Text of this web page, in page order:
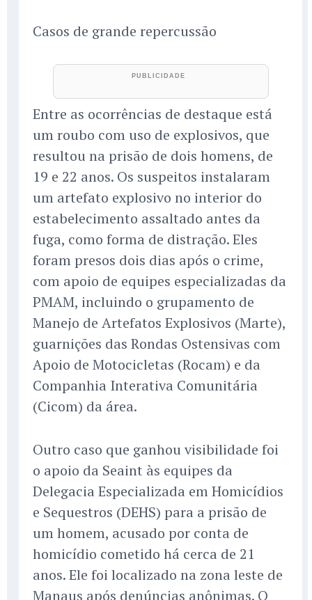
Casos de grande repercussão
Entre as ocorrências de destaque está
um roubo com uso de explosivos, que
resultou na prisão de dois homens, de
19 e 22 anos. Os suspeitos instalaram
um artefato explosivo no interior do
estabelecimento assaltado antes da
fuga, como forma de distração. Eles
foram presos dois dias após o crime,
com apoio de equipes especializadas da
PMAM, incluindo o grupamento de
Manejo de Artefatos Explosivos (Marte),
guarnições das Rondas Ostensivas com
Apoio de Motocicletas (Rocam) e da
Companhia Interativa Comunitária
(Cicom) da área.
Outro caso que ganhou visibilidade foi
o apoio da Seaint às equipes da
Delegacia Especializada em Homicídios
e Sequestros (DEHS) para a prisão de
um homem, acusado por conta de
homicídio cometido há cerca de 21
anos. Ele foi localizado na zona leste de
Manaus após denúncias anônimas. O